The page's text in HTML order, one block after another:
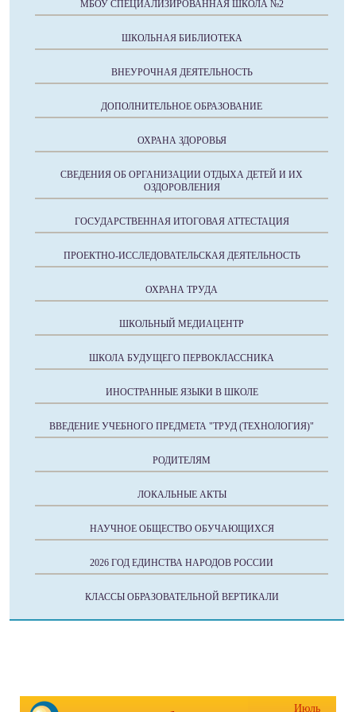
МБОУ СПЕЦИАЛИЗИРОВАННАЯ ШКОЛА №2
ШКОЛЬНАЯ БИБЛИОТЕКА
ВНЕУРОЧНАЯ ДЕЯТЕЛЬНОСТЬ
ДОПОЛНИТЕЛЬНОЕ ОБРАЗОВАНИЕ
ОХРАНА ЗДОРОВЬЯ
СВЕДЕНИЯ ОБ ОРГАНИЗАЦИИ ОТДЫХА ДЕТЕЙ И ИХ
ОЗДОРОВЛЕНИЯ
ГОСУДАРСТВЕННАЯ ИТОГОВАЯ АТТЕСТАЦИЯ
ПРОЕКТНО-ИССЛЕДОВАТЕЛЬСКАЯ ДЕЯТЕЛЬНОСТЬ
ОХРАНА ТРУДА
ШКОЛЬНЫЙ МЕДИАЦЕНТР
ШКОЛА БУДУЩЕГО ПЕРВОКЛАССНИКА
ИНОСТРАННЫЕ ЯЗЫКИ В ШКОЛЕ
ВВЕДЕНИЕ УЧЕБНОГО ПРЕДМЕТА "ТРУД (ТЕХНОЛОГИЯ)"
РОДИТЕЛЯМ
ЛОКАЛЬНЫЕ АКТЫ
НАУЧНОЕ ОБЩЕСТВО ОБУЧАЮЩИХСЯ
2026 ГОД ЕДИНСТВА НАРОДОВ РОССИИ
КЛАССЫ ОБРАЗОВАТЕЛЬНОЙ ВЕРТИКАЛИ
Июль